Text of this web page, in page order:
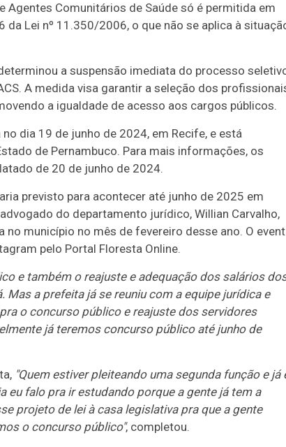
Agentes Comunitários de Saúde só é permitida em
Lei nº 11.350/2006, o que não se aplica à
a suspensão imediata do processo
A medida visa garantir a seleção dos
a igualdade de acesso aos cargos públicos.
dia 19 de junho de 2024, em Recife, e está
de Pernambuco. Para mais informações, os
de 20 de junho de 2024.
previsto para acontecer até junho de 2025 em
do departamento jurídico, Willian Carvalho,
município no mês de fevereiro desse ano. O
pelo Portal Floresta Online.
e também o reajuste e adequação dos salários
a prefeita já se reuniu com a equipe jurídica e
o concurso público e reajuste dos servidores
já teremos concurso público até junho de
"Quem estiver pleiteando uma segunda função e já
eu falo pra ir estudando porque a gente já tem a
projeto de lei à casa legislativa pra que a gente
o concurso público", completou.